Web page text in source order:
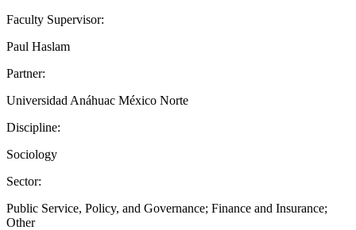
Faculty Supervisor:
Paul Haslam
Partner:
Universidad Anáhuac México Norte
Discipline:
Sociology
Sector:
Public Service, Policy, and Governance; Finance and Insurance;
Other